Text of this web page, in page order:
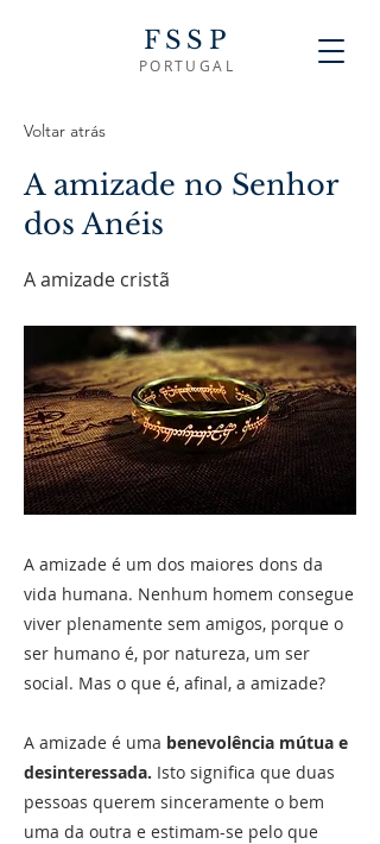
FSSP
PORTUGAL
Voltar atrás
A amizade no Senhor
dos Anéis
A amizade cristã
A amizade é um dos maiores dons da
vida humana. Nenhum homem consegue
viver plenamente sem amigos, porque o
ser humano é, por natureza, um ser
social. Mas o que é, afinal, a amizade?
A amizade é uma benevolência mútua e
desinteressada. Isto significa que duas
pessoas querem sinceramente o bem
uma da outra e estimam-se pelo que